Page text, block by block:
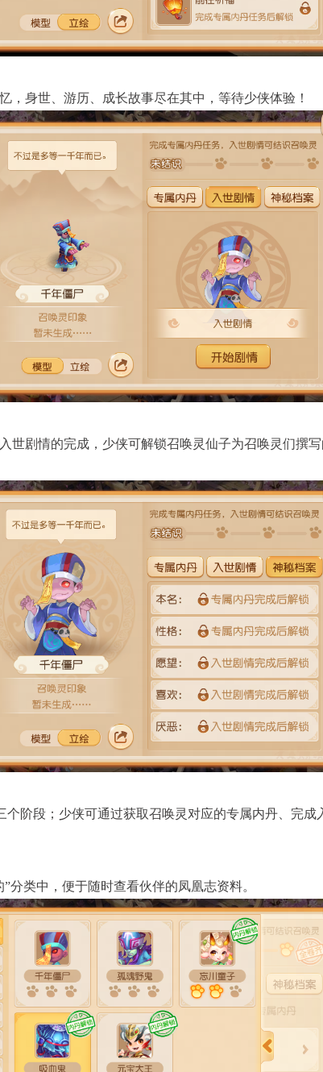
身世、游历、成长故事尽在其中，等待少侠体验！
剧情的完成，少侠可解锁召唤灵仙子为召唤灵们撰
个阶段；少侠可通过获取召唤灵对应的专属内丹、完
分类中，便于随时查看伙伴的凤凰志资料。